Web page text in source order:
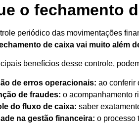
o fechamento
periódico das movimentações
de caixa vai muito além
benefícios desse controle,
de erros operacionais: ao conferir
de fraudes: o acompanhamento
do fluxo de caixa: saber
na gestão financeira: o processo